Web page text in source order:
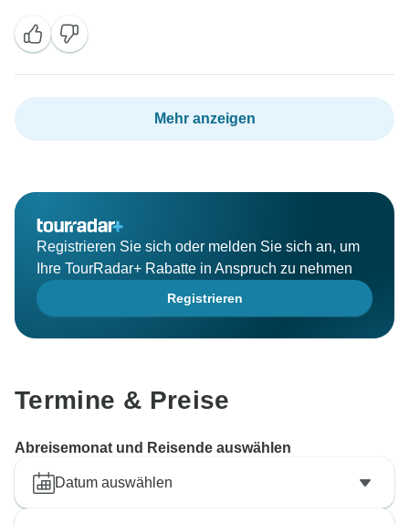
Mehr anzeigen
Registrieren Sie sich oder melden Sie sich an, um
Ihre TourRadar+ Rabatte in Anspruch zu nehmen
Registrieren
Termine & Preise
Abreisemonat und Reisende auswählen
Datum auswählen